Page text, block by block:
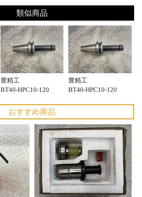
類似商品
豊精工
BT40-HPC10-120
豊精工
BT40-HPC10-120
おすすめ商品